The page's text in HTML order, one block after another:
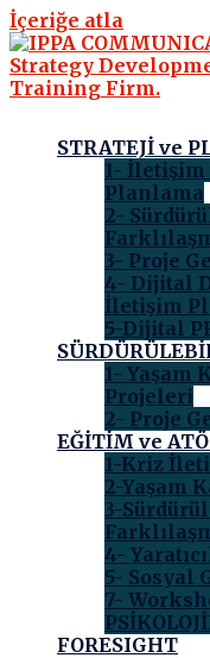
İçeriğe atla
STRATEJİ ve
1-
Planlama
2-
3- Proje
4- Dijital
İletişim
5-Dijital
1- Yaşam
Projeleri
2- Proje
EĞİTİM ve
1-Kriz
2-Yaşam
3-
4-
5- Sosyal
7-
FORESIGHT